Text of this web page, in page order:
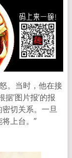
。当时，他在接
’图片报’的报
切关系。一旦
上台。”